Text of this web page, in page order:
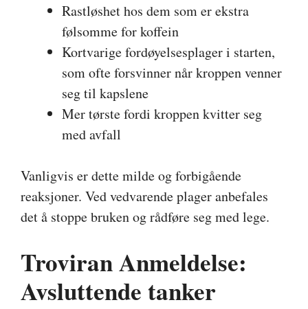
Rastløshet hos dem som er ekstra
følsomme for koffein
Kortvarige fordøyelsesplager i starten,
som ofte forsvinner når kroppen venner
seg til kapslene
Mer tørste fordi kroppen kvitter seg
med avfall
Vanligvis er dette milde og forbigående
reaksjoner. Ved vedvarende plager anbefales
det å stoppe bruken og rådføre seg med lege.
Troviran Anmeldelse:
Avsluttende tanker